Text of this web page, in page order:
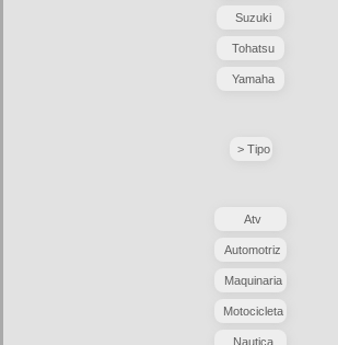
Suzuki
Tohatsu
Yamaha
> Tipo
Atv
Automotriz
Maquinaria
Motocicleta
Nautica